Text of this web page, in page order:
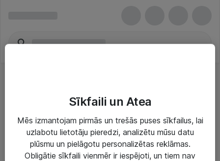
Risinājumi & Pakalpojumi
IT serviss un atbalsts
Sīkfaili un Atea
Mēs izmantojam pirmās un trešās puses sīkfailus, lai
uzlabotu lietotāju pieredzi, analizētu mūsu datu
plūsmu un pielāgotu personalizētas reklāmas.
Obligātie sīkfaili vienmēr ir iespējoti, un tiem nav